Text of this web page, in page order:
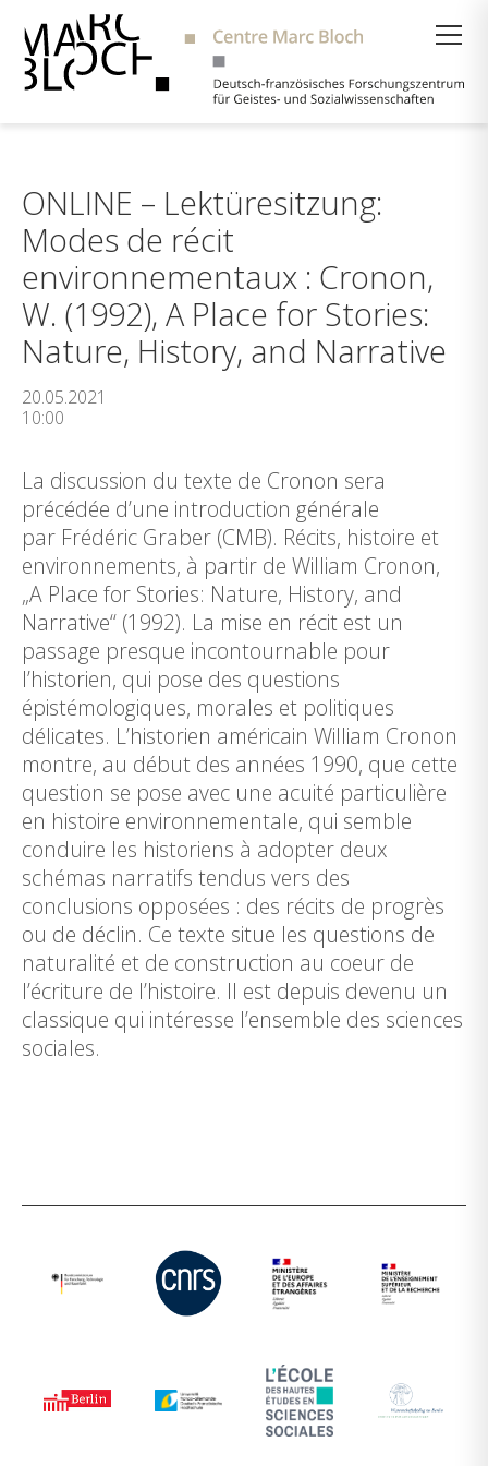
ONLINE – Lektüresitzung:
Modes de récit
environnementaux : Cronon,
W. (1992), A Place for Stories:
Nature, History, and Narrative
20.05.2021
10:00
La discussion du texte de Cronon sera
précédée d’une introduction générale
par Frédéric Graber (CMB). Récits, histoire et
environnements, à partir de William Cronon,
„A Place for Stories: Nature, History, and
Narrative“ (1992). La mise en récit est un
passage presque incontournable pour
l’historien, qui pose des questions
épistémologiques, morales et politiques
délicates. L’historien américain William Cronon
montre, au début des années 1990, que cette
question se pose avec une acuité particulière
en histoire environnementale, qui semble
conduire les historiens à adopter deux
schémas narratifs tendus vers des
conclusions opposées : des récits de progrès
ou de déclin. Ce texte situe les questions de
naturalité et de construction au coeur de
l’écriture de l’histoire. Il est depuis devenu un
classique qui intéresse l’ensemble des sciences
sociales.